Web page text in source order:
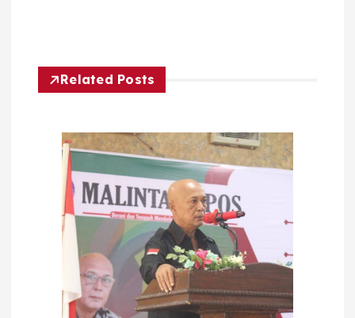
Related Posts